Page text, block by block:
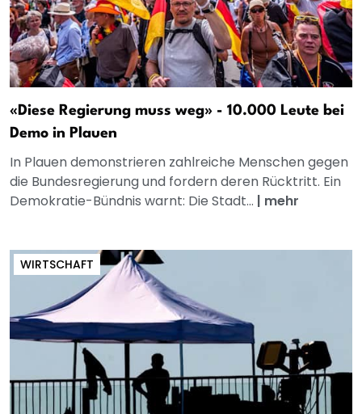
«Diese Regierung muss weg» - 10.000 Leute bei
Demo in Plauen
In Plauen demonstrieren zahlreiche Menschen gegen
die Bundesregierung und fordern deren Rücktritt. Ein
Demokratie-Bündnis warnt: Die Stadt... | mehr
WIRTSCHAFT